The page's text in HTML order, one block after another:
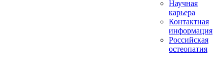
Научная
карьера
Контактная
информация
Российская
остеопатия